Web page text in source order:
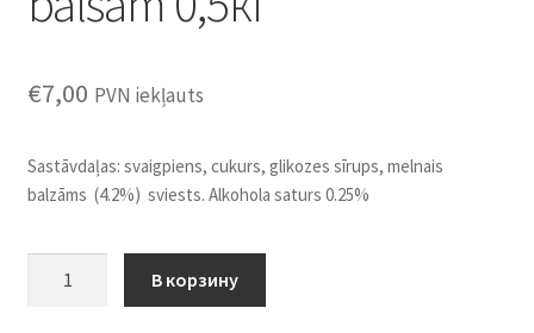
€7,00 PVN iekļauts
Sastāvdaļas: svaigpiens, cukurs, glikozes sīrups, melnais
balzāms (4.2%) sviests. Alkohola saturs 0.25%
В корзину